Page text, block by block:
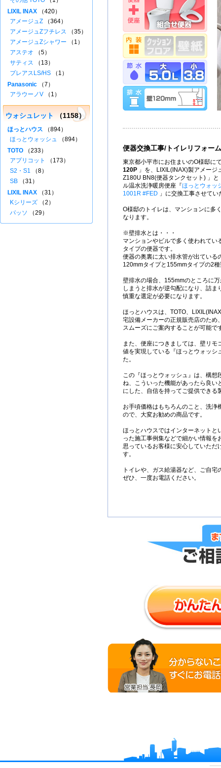
便器交換工事/トイレリフォーム
東京都小平市にお住まいのO様邸に
120P 」を、LIXIL(INAX)製アメージ
Z180U BN8(便器タンクセット) 」
ル温水洗浄暖房便座『ほっとウォッ
1001R #FED 」に交換工事させて
O様邸のトイレは、マンションに多
なります。
※壁排水とは・・・
マンションやビルで多く使われてい
タイプの便器です。
便器の奥裏に太い排水管が出ている
120mmタイプと155mmタイプの2
壁排水の場合、155mmのところに
しまうと排水が逆勾配になり、詰ま
慎重な選定が必要になります。
ほっとハウスは、TOTO、
宅設備メーカーの正規販売店のため
スムーズにご案内することが可能で
また、便座につきましては、壁リモ
値を実現している『ほっとウォッシ
た。
この『ほっとウォッシュ』は、構想
ね、こういった機能があったら良い
にした、自信を持ってご提供できる
お手頃価格はもちろんのこと、洗浄
ので、大変お勧めの商品です。
ほっとハウスではインターネットと
った施工事例集などで細かい情報を
思っているお客様に安心していただ
す。
トイレや、ガス給湯器など、ご自
ぜひ、一度お電話ください。
LIXIL INAX （420）
アメージュZ （364）
アメージュZフチレス （35）
アメージュZシャワー （1）
アステオ （5）
サティス （13）
プレアスLS/HS （1）
Panasonic （7）
アラウーノV （1）
ウォシュレット （1158）
ほっとハウス （894）
ほっとウォッシュ （894）
TOTO （233）
アプリコット
（173）
S2・S1 （8）
SB （31）
LIXIL INAX （31）
Kシリーズ （2）
パッソ （29）